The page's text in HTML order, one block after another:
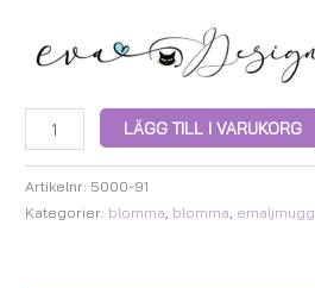
LÄGG TILL I VARUKORG
Artikelnr: 5000-91
Kategorier: blomma, blomma, emaljmugg